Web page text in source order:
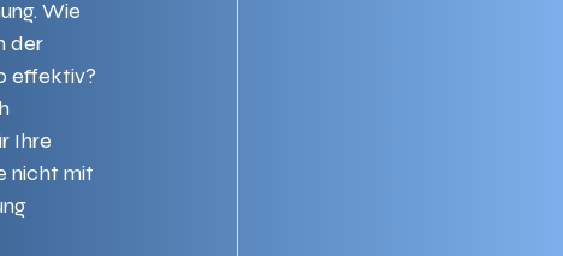
Wie
der
effektiv?
Ihre
nicht mit